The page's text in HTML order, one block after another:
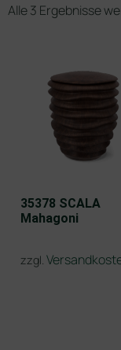
Alle 3 Ergebnisse
35378 SCALA
Mahagoni
zzgl.